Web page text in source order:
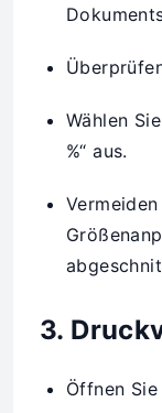
Wählen
%“ aus.
3.
Öffnen